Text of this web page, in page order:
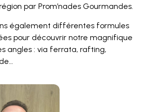
par Prom’nades Gourmandes.
également différentes formules
pour découvrir notre magnifique
angles : via ferrata, rafting,